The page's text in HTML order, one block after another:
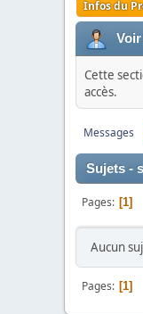
Infos du
Cette
accès.
Messages
Sujets -
Pages 1
Aucun
Pages 1